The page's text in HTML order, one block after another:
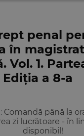
penal
în
Vol. 1.
a 8-a
Comandă până la
zi lucrătoare - în
disponibil!